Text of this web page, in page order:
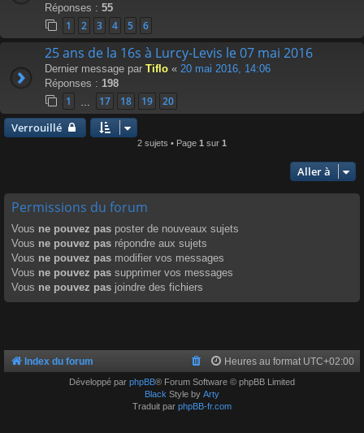
Réponses : 55
1 2 3 4 5 6
25 ans de la 16s à Lurcy-Levis le 07 mai 2016
Dernier message par Tiflo « 20 mai 2016, 14:06
Réponses : 198
1 17 18 19 20
Verrouillé
2 sujets • Page 1 sur 1
Aller à
Permissions du forum
Vous ne pouvez pas poster de nouveaux sujets
Vous ne pouvez pas répondre aux sujets
Vous ne pouvez pas modifier vos messages
Vous ne pouvez pas supprimer vos messages
Vous ne pouvez pas joindre des fichiers
Index du forum Heures au format UTC+02:00
Développé par phpBB® Forum Software © phpBB Limited
Black Style by Arty
Traduit par phpBB-fr.com